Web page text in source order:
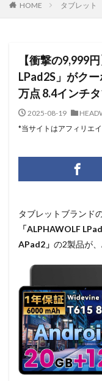
HOME タブレット
【衝撃の9,999
LPad2S」がク
万点 8.4インチ
2025-08-19
*当サイトはアフィリエ
タブレットブランド
「ALPHAWOLF
APad2」 の2製品が、